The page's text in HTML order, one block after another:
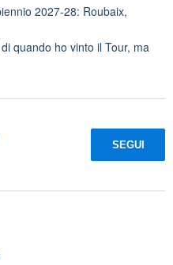
2027-28: Roubaix,
quando ho vinto il Tour, ma
SEGUI